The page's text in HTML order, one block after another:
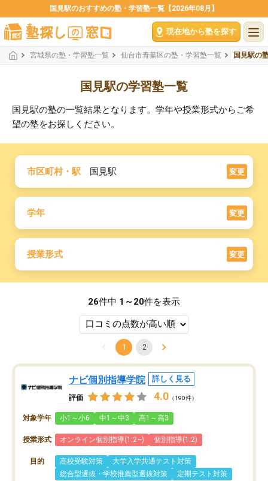
国見駅のおすすめの塾・学習塾一覧【2026年08月】
現在地から塾を探す
宮城県の塾・学習塾一覧 仙台市青葉区の塾・学習塾一覧 国見駅の
国見駅の学習塾一覧
国見駅の塾の一覧結果となります。学年や授業形式からご希
望の塾をお探しください。
市区町村・駅 国見駅 変更
学年 変更
授業形式 変更
26件中 1～20件を表示
1 2
ナビ個別指導学院 詳しく見る
評価 4.0 （190件）
対象学年 小1～小6 中1～中3 高1～高3
授業形式 オンライン個別指導(1:2~) 個別指導(1:2)
目的 高校受験対策
大学入学共通テスト対策
総合型選抜・学校推薦型選抜対策
定期テスト対策